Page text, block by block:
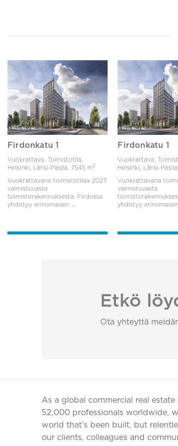
Firdonkatu 1
Vuokrattava, Toimistotila,
Helsinki, Länsi-Pasila, 7545 m2
Vuokrattavana toimistotilaa 2027
valmistuvasta
toimistorakennuksesta. Firdossa
yhdistyy erinomaisen ...
Firdonkatu 1
Vuokrattava,
Helsinki, Länsi-
Vuokrattavana
valmistuvasta
yhdistyy erinomaisen
Etkö
Ota yhteyttä
As a global commercial real estate
52,000 professionals worldwide,
world that’s been built, but
our clients, colleagues and